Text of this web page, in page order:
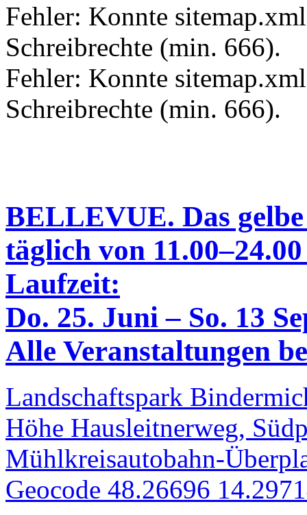
Fehler: Konnte
Schreibrechte (min. 666).
Fehler: Konnte
Schreibrechte (min. 666).
BELLEVUE. Das
täglich von
Laufzeit:
Do. 25. Juni – So. 13
Alle Veranstaltungen
Landschaftspark
Höhe Hausleitnerweg,
Mühlkreisautobahn-
Geocode 48.26696